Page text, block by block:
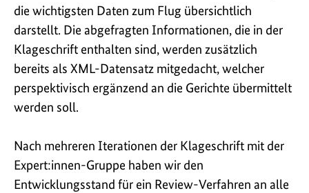
die wichtigsten Daten zum Flug übersichtlich
darstellt. Die abgefragten Informationen, die in der
Klageschrift enthalten sind, werden zusätzlich
bereits als XML-Datensatz mitgedacht, welcher
perspektivisch ergänzend an die Gerichte übermittelt
werden soll.
Nach mehreren Iterationen der Klageschrift mit der
Expert:innen-Gruppe haben wir den
Entwicklungsstand für ein Review-Verfahren an alle